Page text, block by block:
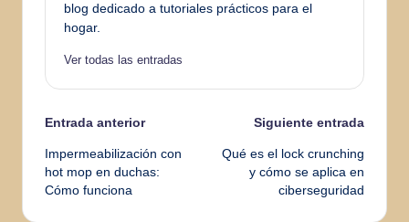
blog dedicado a tutoriales prácticos para el
hogar.
Ver todas las entradas
Navegación
de
entradas
Entrada anterior
Impermeabilización con
hot mop en duchas:
Cómo funciona
Siguiente entrada
Qué es el lock crunching
y cómo se aplica en
ciberseguridad